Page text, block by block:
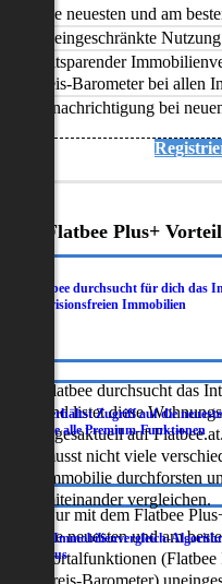
Alle neuesten und am
Uneingeschränkte
Zeitsparender
Preis-Barometer bei allen
Benachrichtigung bei
Flatbee Plus+
Flatbee durchsucht für dich das
provisionsfreien Immobilien
Flatbee durchsucht das
und listet diese
tagesaktuell auf
musst nicht viele
Immobilie durchforsten
miteinander vergleichen.
Du erhältst Zugriff auf die
sowie alle Premium-Funktionen
Nur mit dem Flatbee
die neuesten und am
Portalfunktionen
Der Immobilienvergleich-
heraus